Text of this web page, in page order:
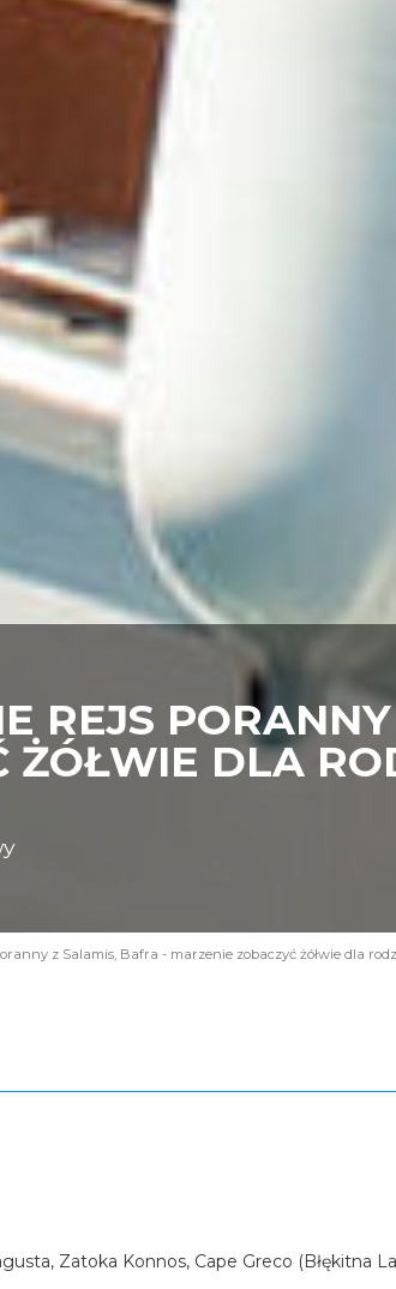
REJS
ŻÓŁWIE DLA
z Salamis, Bafra - marzenie zobaczyć żółwie dla
Zatoka Konnos, Cape Greco (Błękitna